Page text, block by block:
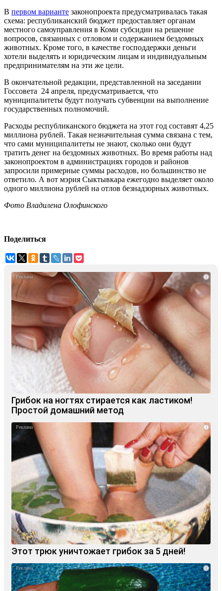
В первом варианте законопроекта предусматривалась такая
схема: республиканский бюджет предоставляет органам
местного самоуправления в Коми субсидии на решение
вопросов, связанных с отловом и содержанием бездомных
животных. Кроме того, в качестве господдержки деньги
хотели выделять и юридическим лицам и индивидуальным
предпринимателям на эти же цели.
В окончательной редакции, представленной на заседании
Госсовета 24 апреля, предусматривается, что
муниципалитеты будут получать субвенции на выполнение
государственных полномочий.
Расходы республиканского бюджета на этот год составят 4,25
миллиона рублей. Такая незначительная сумма связана с тем,
что сами муниципалитеты не знают, сколько они будут
тратить денег на бездомных животных. Во время работы над
законопроектом в администрациях городов и районов
запросили примерные суммы расходов, но большинство не
ответило. А вот мэрия Сыктывкара ежегодно выделяет около
одного миллиона рублей на отлов безнадзорных животных.
Фото Владилена Олофинского
Поделиться
i
Грибок на ногтях стирается как ластиком!
Простой домашний метод
i
Этот трюк уничтожает грибок за 5 дней!
i